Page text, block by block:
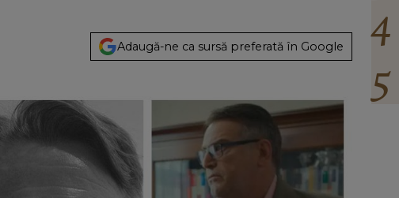
Adaugă-ne ca sursă preferată în Google